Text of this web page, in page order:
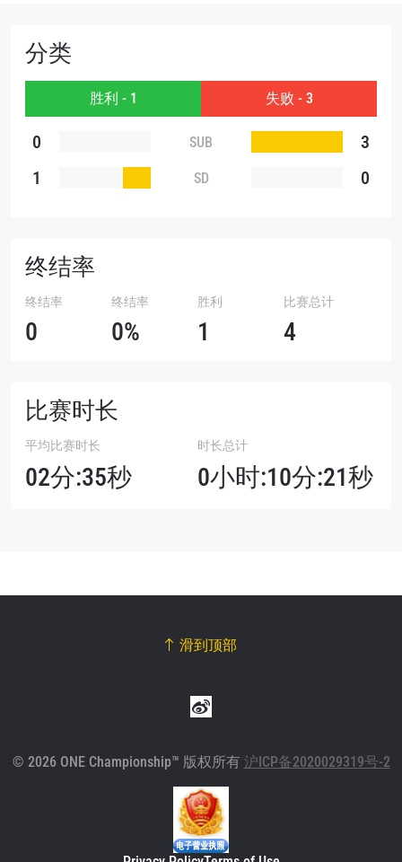
分类
胜利 - 1 失败 - 3
0 SUB
3
1
SD 0
终结率
终结率
0
终结率
0%
胜利
1
比赛总计
4
比赛时长
平均比赛时长
02分:35秒
时长总计
0小时:10分:21秒
滑到顶部
© 2026 ONE Championship™ 版权所有 沪ICP备2020029319号-2